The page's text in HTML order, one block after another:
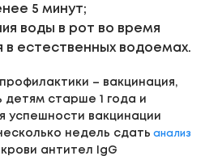
5 минут;
воды в рот во время
в естественных водоемах.
– вакцинация,
старше 1 года и
успешности вакцинации
недель сдать анализ
антител IgG